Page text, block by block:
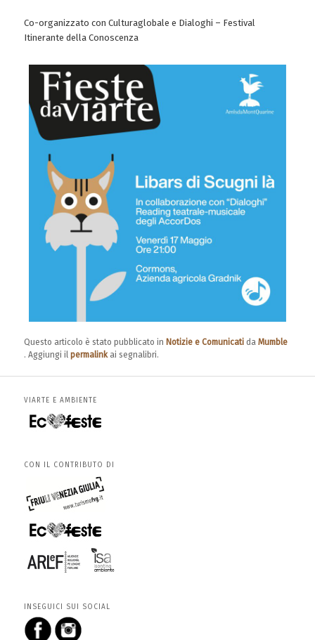
Co-organizzato con Culturaglobale e Dialoghi – Festival
Itinerante della Conoscenza
Questo articolo è stato pubblicato in Notizie e Comunicati daMumble
. Aggiungi ilpermalinkai segnalibri.
VIARTE E AMBIENTE
CON IL CONTRIBUTO DI
INSEGUICI SUI SOCIAL